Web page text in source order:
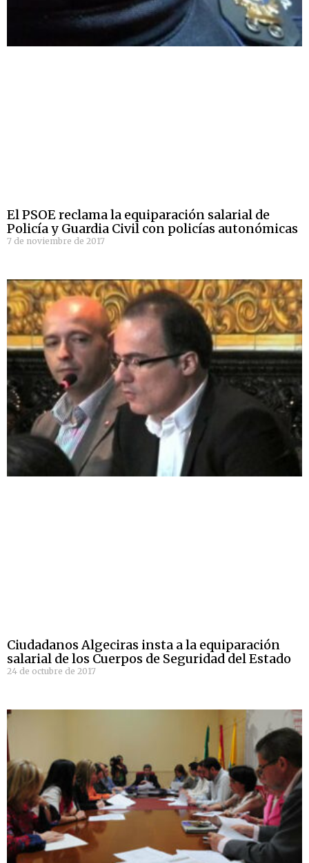
El PSOE reclama la equiparación salarial de
Policía y Guardia Civil con policías autonómicas
7 de noviembre de 2017
Ciudadanos Algeciras insta a la equiparación
salarial de los Cuerpos de Seguridad del Estado
24 de octubre de 2017